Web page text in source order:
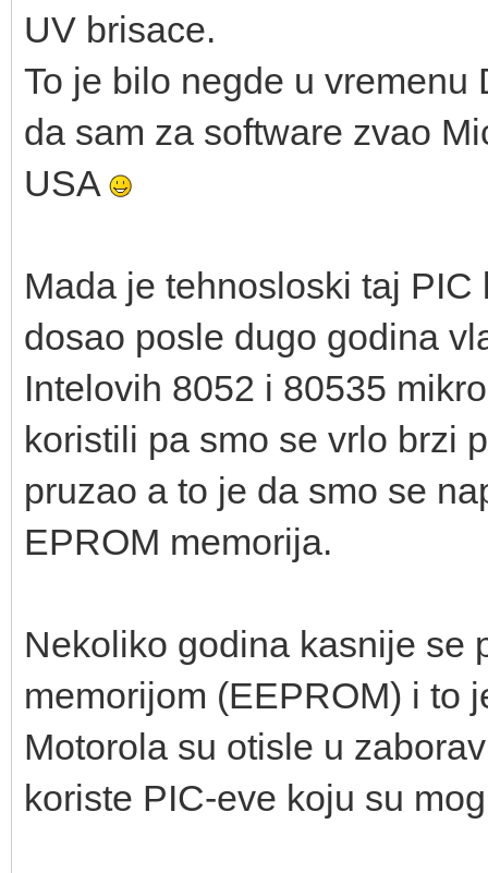
UV brisace.
To je bilo negde u vremenu
da sam za software zvao
USA
Mada je tehnosloski taj
dosao posle dugo godina
Intelovih 8052 i 80535
koristili pa smo se vrlo brzi
pruzao a to je da smo se
EPROM memorija.
Nekoliko godina kasnije se
memorijom (EEPROM) i to
Motorola su otisle u
koriste PIC-eve koju su